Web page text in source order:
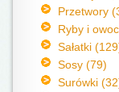
Przetwory
Ryby i
Sałatki
Sosy (79)
Surówki